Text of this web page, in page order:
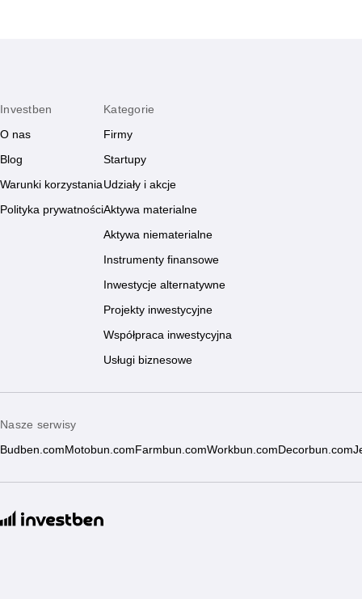
Investben
O nas
Blog
Warunki korzystania
Polityka prywatności
Kategorie
Firmy
Startupy
Udziały i akcje
Aktywa materialne
Aktywa niematerialne
Instrumenty finansowe
Inwestycje alternatywne
Projekty inwestycyjne
Współpraca inwestycyjna
Usługi biznesowe
Nasze serwisy
Budben.com Motobun.com Farmbun.comWorkbun.com Decorbun.com